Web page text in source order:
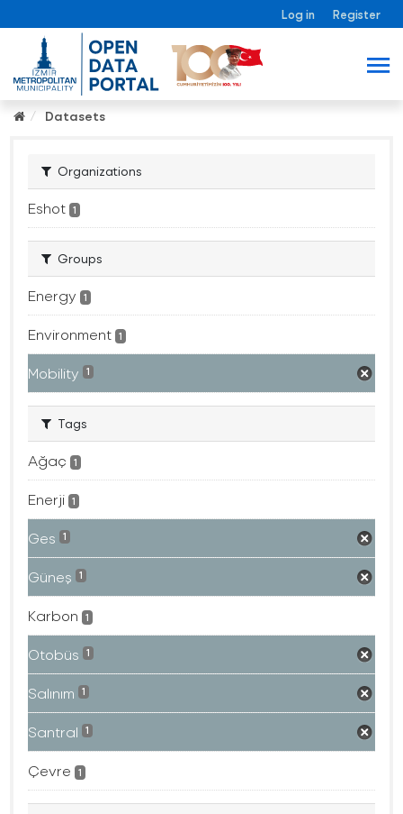
Log in Register
Datasets
Organizations
Eshot 1
Groups
Energy 1
Environment 1
Mobility 1
Tags
Ağaç 1
Enerji 1
Ges 1
Güneş 1
Karbon 1
Otobüs 1
Salınım 1
Santral 1
Çevre 1